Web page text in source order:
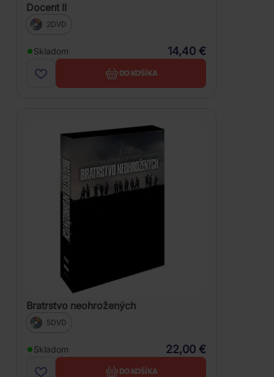
Docent II
2DVD
Skladom 14,40 €
DO KOŠÍKA
Bratrstvo neohrožených
5DVD
Skladom 22,00 €
DO KOŠÍKA